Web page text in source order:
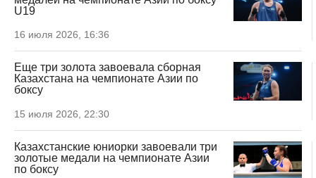
U19
16 июля 2026, 16:36
Еще три золота завоевала сборная
Казахстана на чемпионате Азии по
боксу
15 июля 2026, 22:30
Казахстанские юниорки завоевали три
золотые медали на чемпионате Азии
по боксу